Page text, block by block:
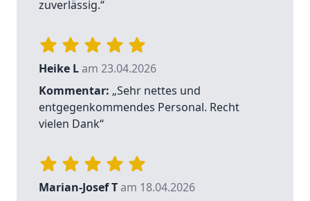
zuverlässig.“
Heike Lam 23.04.2026
Kommentar: „Sehr nettes und
entgegenkommendes Personal. Recht
vielen Dank“
Marian-Josef Tam 18.04.2026